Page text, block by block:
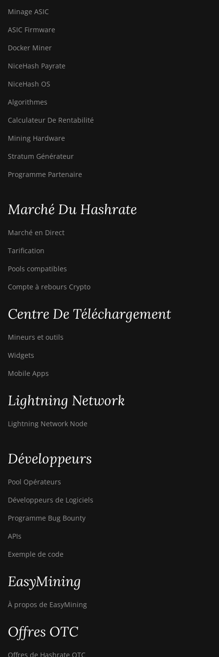
S21 (200Th)
BITMAIN AntMiner
S21 Hyd. (335Th)
BITMAIN AntMiner
(301Th)
BITMAIN AntMiner
S21 XP (270Th)
BITMAIN AntMiner
(300Th)
S21 XP+ Hyd
BITMAIN AntMiner
S21+ (216Th)
BITMAIN AntMiner
BITMAIN AntMiner
(430Th)
S21e XP Hyd 3U
(860Th)
BITMAIN AntMiner
S21j XP Hyd
(495Th/s)
BITMAIN AntMiner
S9i
BITMAIN AntMiner
BITMAIN AntMiner
BITMAIN AntMiner
T15
BITMAIN AntMiner
BITMAIN AntMiner
Minage ASIC
ASIC Firmware
Docker Miner
NiceHash Payrate
NiceHash OS
Algorithmes
Calculateur De Rentabilité
Mining Hardware
Stratum Générateur
Programme Partenaire
Marché Du Hashrate
Marché en Direct
Tarification
Pools compatibles
Compte à rebours Crypto
Centre De Téléchargement
Mineurs et outils
Widgets
Mobile Apps
Lightning Network
Lightning Network Node
Développeurs
Pool Opérateurs
Développeurs de Logiciels
Programme Bug Bounty
APIs
Exemple de code
EasyMining
À propos de EasyMining
Offres OTC
Offres de Hashrate OTC